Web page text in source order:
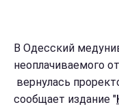
В Одесский
неоплачиваемого
вернулась
сообщает издание "